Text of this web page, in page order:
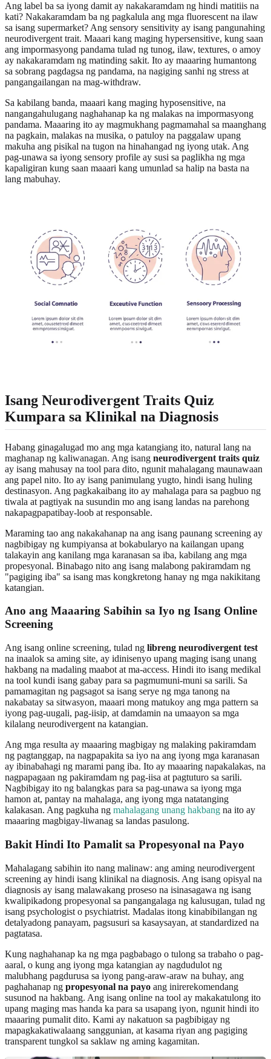
Ang label ba sa iyong damit ay nakakaramdam ng hindi matitiis na
kati? Nakakaramdam ba ng pagkalula ang mga fluorescent na ilaw
sa isang supermarket? Ang sensory sensitivity ay isang pangunahing
neurodivergent trait. Maaari kang maging hypersensitive, kung saan
ang impormasyong pandama tulad ng tunog, ilaw, textures, o amoy
ay nakakaramdam ng matinding sakit. Ito ay maaaring humantong
sa sobrang pagdagsa ng pandama, na nagiging sanhi ng stress at
pangangailangan na mag-withdraw.
Sa kabilang banda, maaari kang maging hyposensitive, na
nangangahulugang naghahanap ka ng malakas na impormasyong
pandama. Maaaring ito ay magmukhang pagmamahal sa maanghang
na pagkain, malakas na musika, o patuloy na paggalaw upang
makuha ang pisikal na tugon na hinahangad ng iyong utak. Ang
pag-unawa sa iyong sensory profile ay susi sa paglikha ng mga
kapaligiran kung saan maaari kang umunlad sa halip na basta na
lang mabuhay.
Isang Neurodivergent Traits Quiz
Kumpara sa Klinikal na Diagnosis
Habang ginagalugad mo ang mga katangiang ito, natural lang na
maghanap ng kaliwanagan. Ang isang neurodivergent traits quiz
ay isang mahusay na tool para dito, ngunit mahalagang maunawaan
ang papel nito. Ito ay isang panimulang yugto, hindi isang huling
destinasyon. Ang pagkakaibang ito ay mahalaga para sa pagbuo ng
tiwala at pagtiyak na susundin mo ang isang landas na parehong
nakapagpapatibay-loob at responsable.
Maraming tao ang nakakahanap na ang isang paunang screening ay
nagbibigay ng kumpiyansa at bokabularyo na kailangan upang
talakayin ang kanilang mga karanasan sa iba, kabilang ang mga
propesyonal. Binabago nito ang isang malabong pakiramdam ng
"pagiging iba" sa isang mas kongkretong hanay ng mga nakikitang
katangian.
Ano ang Maaaring Sabihin sa Iyo ng Isang Online
Screening
Ang isang online screening, tulad ng libreng neurodivergent test
na inaalok sa aming site, ay idinisenyo upang maging isang unang
hakbang na madaling maabot at ma-access. Hindi ito isang medikal
na tool kundi isang gabay para sa pagmumuni-muni sa sarili. Sa
pamamagitan ng pagsagot sa isang serye ng mga tanong na
nakabatay sa sitwasyon, maaari mong matukoy ang mga pattern sa
iyong pag-uugali, pag-iisip, at damdamin na umaayon sa mga
kilalang neurodivergent na katangian.
Ang mga resulta ay maaaring magbigay ng malaking pakiramdam
ng pagtanggap, na nagpapakita sa iyo na ang iyong mga karanasan
ay ibinabahagi ng marami pang iba. Ito ay maaaring napakalakas, na
nagpapagaan ng pakiramdam ng pag-iisa at pagtuturo sa sarili.
Nagbibigay ito ng balangkas para sa pag-unawa sa iyong mga
hamon at, pantay na mahalaga, ang iyong mga natatanging
kalakasan. Ang pagkuha ng mahalagang unang hakbang na ito ay
maaaring magbigay-liwanag sa landas pasulong.
Bakit Hindi Ito Pamalit sa Propesyonal na Payo
Mahalagang sabihin ito nang malinaw: ang aming neurodivergent
screening ay hindi isang klinikal na diagnosis. Ang isang opisyal na
diagnosis ay isang malawakang proseso na isinasagawa ng isang
kwalipikadong propesyonal sa pangangalaga ng kalusugan, tulad ng
isang psychologist o psychiatrist. Madalas itong kinabibilangan ng
detalyadong panayam, pagsusuri sa kasaysayan, at standardized na
pagtatasa.
Kung naghahanap ka ng mga pagbabago o tulong sa trabaho o pag-
aaral, o kung ang iyong mga katangian ay nagdudulot ng
malubhang pagdurusa sa iyong pang-araw-araw na buhay, ang
paghahanap ng propesyonal na payo ang inirerekomendang
susunod na hakbang. Ang isang online na tool ay makakatulong ito
upang maging mas handa ka para sa usapang iyon, ngunit hindi ito
maaaring pumalit dito. Kami ay nakatuon sa pagbibigay ng
mapagkakatiwalaang sanggunian, at kasama riyan ang pagiging
transparent tungkol sa saklaw ng aming kagamitan.